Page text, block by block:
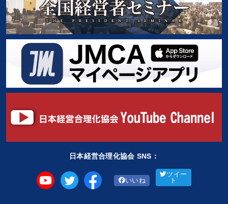
日本経営合理化協会 SNS：
いいね
ツイー
ト